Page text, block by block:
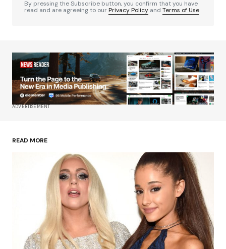
By pressing the Subscribe button, you confirm that you have
read and are agreeing to ourPrivacy Policy and Terms of Use
ADVERTISEMENT
READ MORE